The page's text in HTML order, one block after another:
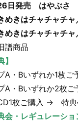
日発売 はやぶさ
きめきはチャチャ
きめきはチャチャ
譜商品
】
A・Bいずれか1枚
A・Bいずれか2枚
枚ご購入 → 特典
会・レギュレーショ